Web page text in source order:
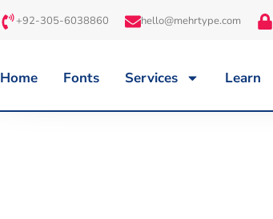
+92-305-6038860 hello@mehrtype.com
Home Fonts Services Learn